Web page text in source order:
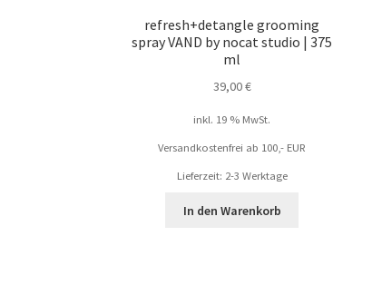
refresh+detangle grooming
spray VAND by nocat studio | 375
ml
39,00€
inkl. 19 % MwSt.
Versandkostenfrei ab 100,- EUR
Lieferzeit: 2-3 Werktage
In den Warenkorb